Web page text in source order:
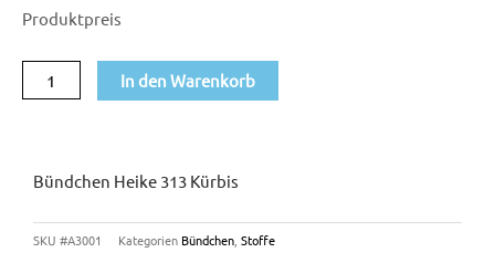
Produktpreis
kürbis
Menge
In den Warenkorb
Bündchen Heike 313 Kürbis
SKU #A3001 Kategorien Bündchen Stoffe